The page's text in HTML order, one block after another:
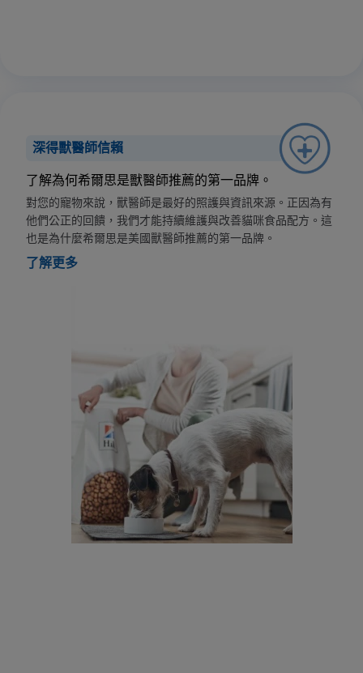
深得獸醫師信賴
了解為何希爾思是獸醫師推薦的第一品牌。
對您的寵物來說，獸醫師是最好的照護與資訊來源。正因為有
他們公正的回饋，我們才能持續維護與改善貓咪食品配方。這
也是為什麼希爾思是美國獸醫師推薦的第一品牌。
了解更多